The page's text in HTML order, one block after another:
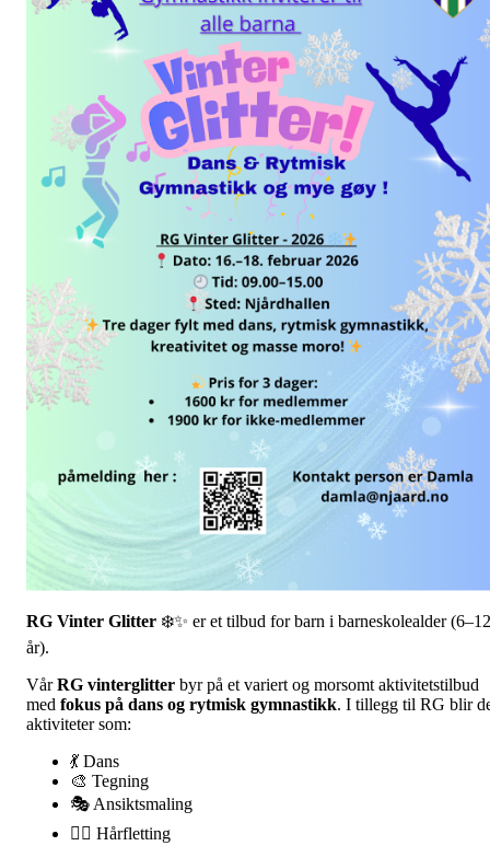
RG Vinter Glitter ❄️✨ er et tilbud for barn i barneskolealder (6–12
år).
VårRG vinterglitter byr på et variert og morsomt aktivitetstilbud
med fokus på dans og rytmisk gymnastikk. I tillegg til RG blir
aktiviteter som:
💃 Dans
🎨 Tegning
🎭 Ansiktsmaling
💇‍♀️ Hårfletting